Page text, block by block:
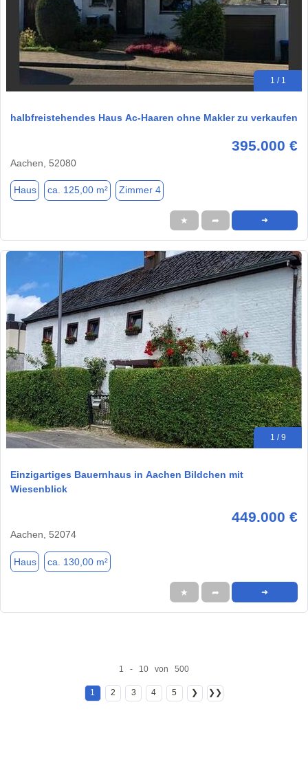
1 / 1
halbfreistehendes Haus Ac-Haaren ohne Makler zu verkaufen
395.000 €
Aachen, 52080
Haus ca. 125,00 m² Zimmer 4
★ ➦ ➜
1 / 9
Einzigartiges Bauernhaus in Aachen Bildchen mit
Wiesenblick
449.000 €
Aachen, 52074
Haus ca. 130,00 m²
★ ➦ ➜
1 - 10 von 500
1 2 3 4 5 ❯ ❯❯